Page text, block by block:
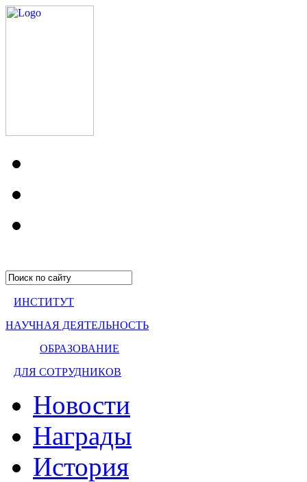
ИНСТИТУТ
НАУЧНАЯ ДЕЯТЕЛЬНОСТЬ
ОБРАЗОВАНИЕ
ДЛЯ СОТРУДНИКОВ
Новости
Награды
История